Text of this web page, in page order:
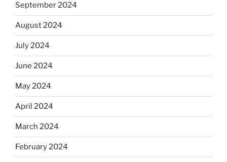
September 2024
August 2024
July 2024
June 2024
May 2024
April 2024
March 2024
February 2024